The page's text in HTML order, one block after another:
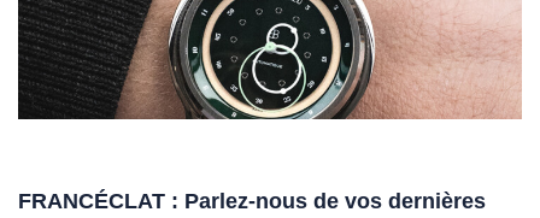
FRANCÉCLAT : Parlez-nous de vos dernières